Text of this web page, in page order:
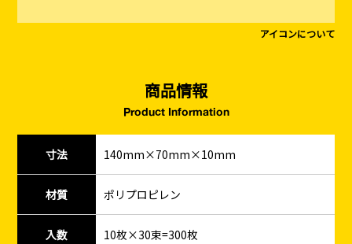
アイコンについて
商品情報
Product Information
寸法 140mm×70mm×10mm
材質 ポリプロピレン
入数 10枚×30束=300枚